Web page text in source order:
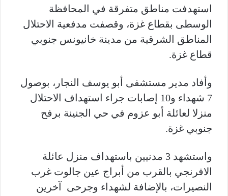
استهدفت مناطق متفرقة في المحافظة
الوسطى بقطاع غزة، وقصفت مدفعية الاحتلال
المناطق الشرقية من مدينة خانيونس جنوبي
قطاع غزة.
وأفاد مدير مستشفى أبو يوسف النجار، بوصول
7 شهداء و10 إصابات جراء استهداف الاحتلال
منزلا لعائلة أبو عزوم في حي الجنينة برفح
جنوبي غزة.
واستشهد 3 مدنيين باستهداف منزل عائلة
الافرنجي بالقرب من أبراج عين جالوت غرب
النصيرات، بالإضافة لشهداء وجرحى آخرين